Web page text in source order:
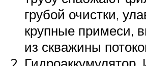
грубой очистки,
крупные примеси,
из скважины